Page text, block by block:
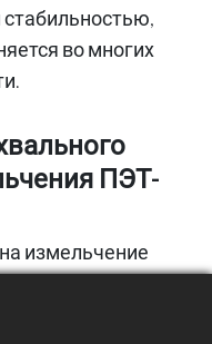
Español
во многих
ПЭТ-
измельчение